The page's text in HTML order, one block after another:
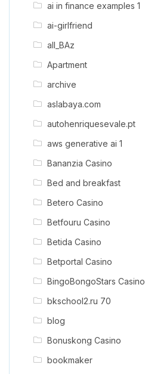
ai in finance examples 1
ai-girlfriend
all_BAz
Apartment
archive
aslabaya.com
autohenriquesevale.pt
aws generative ai 1
Bananzia Casino
Bed and breakfast
Betero Casino
Betfouru Casino
Betida Casino
Betportal Casino
BingoBongoStars Casino
bkschool2.ru 70
blog
Bonuskong Casino
bookmaker